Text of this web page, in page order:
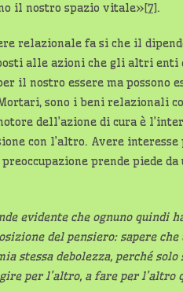
il nostro spazio vitale»[7].
relazionale fa si che il
alle azioni che gli altri
il nostro essere ma possono
sono i beni relazionali
dell’azione di cura è
con l’altro. Avere
preoccupazione prende piede
evidente che ognuno
del pensiero: sapere
stessa debolezza, perché
per l’altro, a fare per l’altro